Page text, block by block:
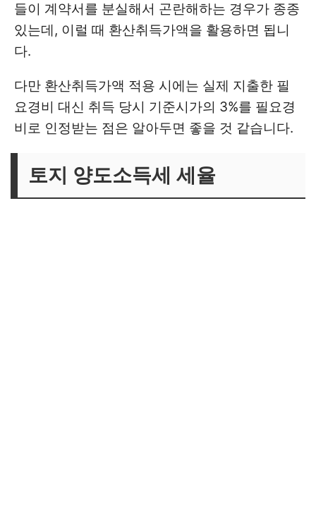
들이 계약서를 분실해서 곤란해하는 경우가 종종
있는데, 이럴 때 환산취득가액을 활용하면 됩니
다.
다만 환산취득가액 적용 시에는 실제 지출한 필
요경비 대신 취득 당시 기준시가의 3%를 필요경
비로 인정받는 점은 알아두면 좋을 것 같습니다.
토지 양도소득세 세율